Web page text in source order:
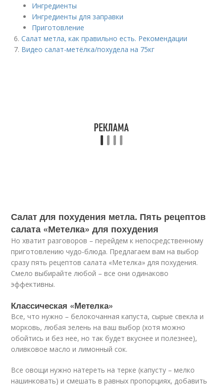
Ингредиенты
Ингредиенты для заправки
Приготовление
Салат метла, как правильно есть. Рекомендации
Видео салат-метёлка/похудела на 75кг
Салат для похудения метла. Пять рецептов
салата «Метелка» для похудения
Но хватит разговоров – перейдем к непосредственному
приготовлению чудо-блюда. Предлагаем вам на выбор
сразу пять рецептов салата «Метелка» для похудения.
Смело выбирайте любой – все они одинаково
эффективны.
Классическая «Метелка»
Все, что нужно – белокочанная капуста, сырые свекла и
морковь, любая зелень на ваш выбор (хотя можно
обойтись и без нее, но так будет вкуснее и полезнее),
оливковое масло и лимонный сок.
Все овощи нужно натереть на терке (капусту – мелко
нашинковать) и смешать в равных пропорциях, добавить